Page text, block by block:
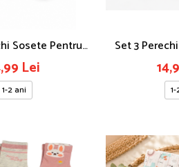
Sosete Pentru
1-2 Ani
Lei
1-2 ani
Set 3
Bebelusi.